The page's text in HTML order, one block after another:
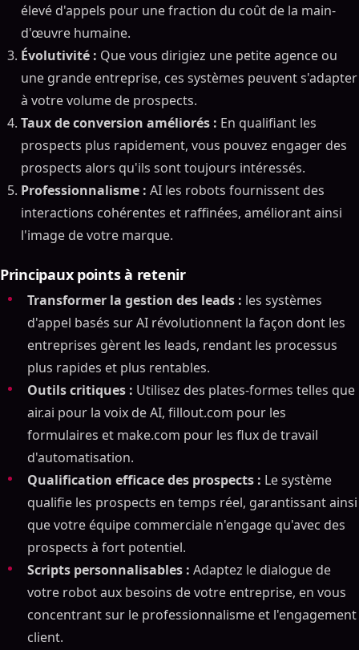
élevé d'appels pour une fraction du coût de la main-
d'œuvre humaine.
Évolutivité : Que vous dirigiez une petite agence ou
une grande entreprise, ces systèmes peuvent s'adapter
à votre volume de prospects.
Taux de conversion améliorés : En qualifiant les
prospects plus rapidement, vous pouvez engager des
prospects alors qu'ils sont toujours intéressés.
Professionnalisme : AI les robots fournissent des
interactions cohérentes et raffinées, améliorant ainsi
l'image de votre marque.
Principaux points à retenir
Transformer la gestion des leads : les systèmes
d'appel basés sur AI révolutionnent la façon dont les
entreprises gèrent les leads, rendant les processus
plus rapides et plus rentables.
Outils critiques : Utilisez des plates-formes telles que
air.ai pour la voix de AI, fillout.com pour les
formulaires et make.com pour les flux de travail
d'automatisation.
Qualification efficace des prospects : Le système
qualifie les prospects en temps réel, garantissant ainsi
que votre équipe commerciale n'engage qu'avec des
prospects à fort potentiel.
Scripts personnalisables : Adaptez le dialogue de
votre robot aux besoins de votre entreprise, en vous
concentrant sur le professionnalisme et l'engagement
client.